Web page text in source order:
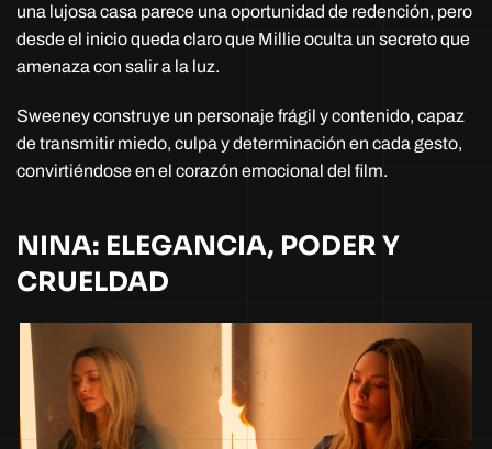
una lujosa casa parece una oportunidad de redención, pero
desde el inicio queda claro que Millie oculta un secreto que
amenaza con salir a la luz.
Sweeney construye un personaje frágil y contenido, capaz
de transmitir miedo, culpa y determinación en cada gesto,
convirtiéndose en el corazón emocional del film.
NINA: ELEGANCIA, PODER Y
CRUELDAD